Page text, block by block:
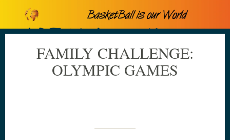
FAMILY CHALLENGE:
OLYMPIC GAMES